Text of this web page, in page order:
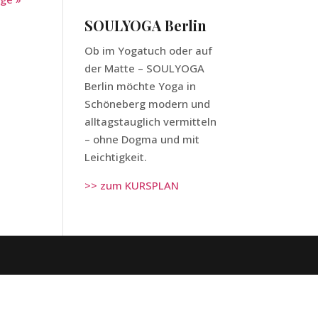
SOULYOGA Berlin
Ob im Yogatuch oder auf
der Matte – SOULYOGA
Berlin möchte Yoga in
Schöneberg modern und
alltagstauglich vermitteln
– ohne Dogma und mit
Leichtigkeit.
>> zum KURSPLAN